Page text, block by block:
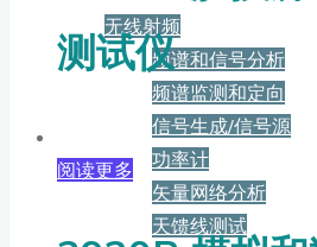
无线射频
频谱和信号分析
频谱监测和定向
信号生成/信号源
功率计
矢量网络分析
天馈线测试
测试仪
阅读更多